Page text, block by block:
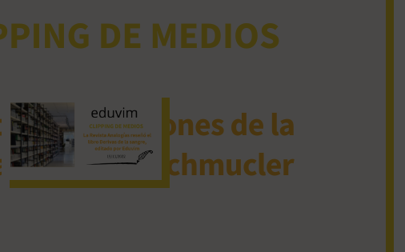
medios
reseñó el libro Derivas
de la sangre, editado
por Eduvim